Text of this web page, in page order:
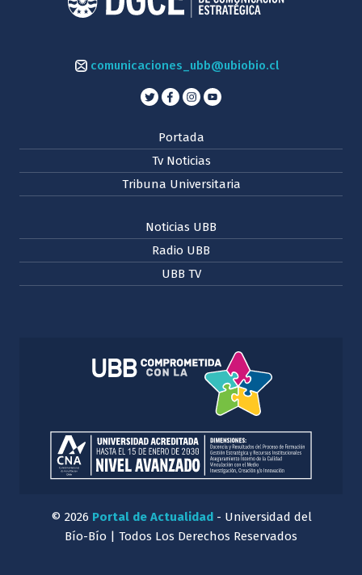
comunicaciones_ubb@ubiobio.cl
Portada
Tv Noticias
Tribuna Universitaria
Noticias UBB
Radio UBB
UBB TV
© 2026 Portal de Actualidad- Universidad del
Bío-Bío | Todos Los Derechos Reservados